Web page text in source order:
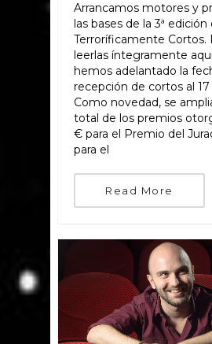
Arrancamos motores y
las bases de la 3ª edición
Terroríficamente Cortos.
leerlas íntegramente
hemos adelantado la
recepción de cortos al
Como novedad, se
total de los premios
€ para el Premio del
para el
Read More